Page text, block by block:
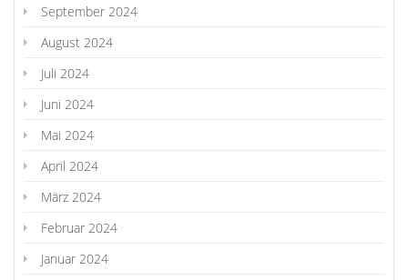
September 2024
August 2024
Juli 2024
Juni 2024
Mai 2024
April 2024
März 2024
Februar 2024
Januar 2024